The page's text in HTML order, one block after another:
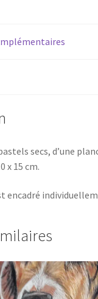
secs, d’une
x 15 cm.
encadré